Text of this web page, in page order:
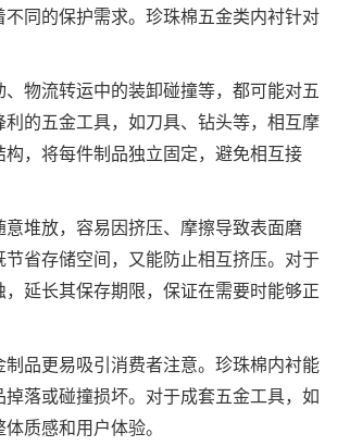
同的保护需求。珍珠棉五金类内衬针对
物流转运中的装卸碰撞等，都可能对五
的五金工具，如刀具、钻头等，相互摩
，将每件制品独立固定，避免相互接
堆放，容易因挤压、摩擦导致表面磨
省存储空间，又能防止相互挤压。对于
延长其保存期限，保证在需要时能够正
品更易吸引消费者注意。珍珠棉内衬能
落或碰撞损坏。对于成套五金工具，如
质感和用户体验。